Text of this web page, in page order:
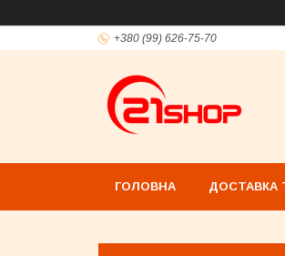
+380 (99) 626-75-70
ГОЛОВНА ДОСТАВКА